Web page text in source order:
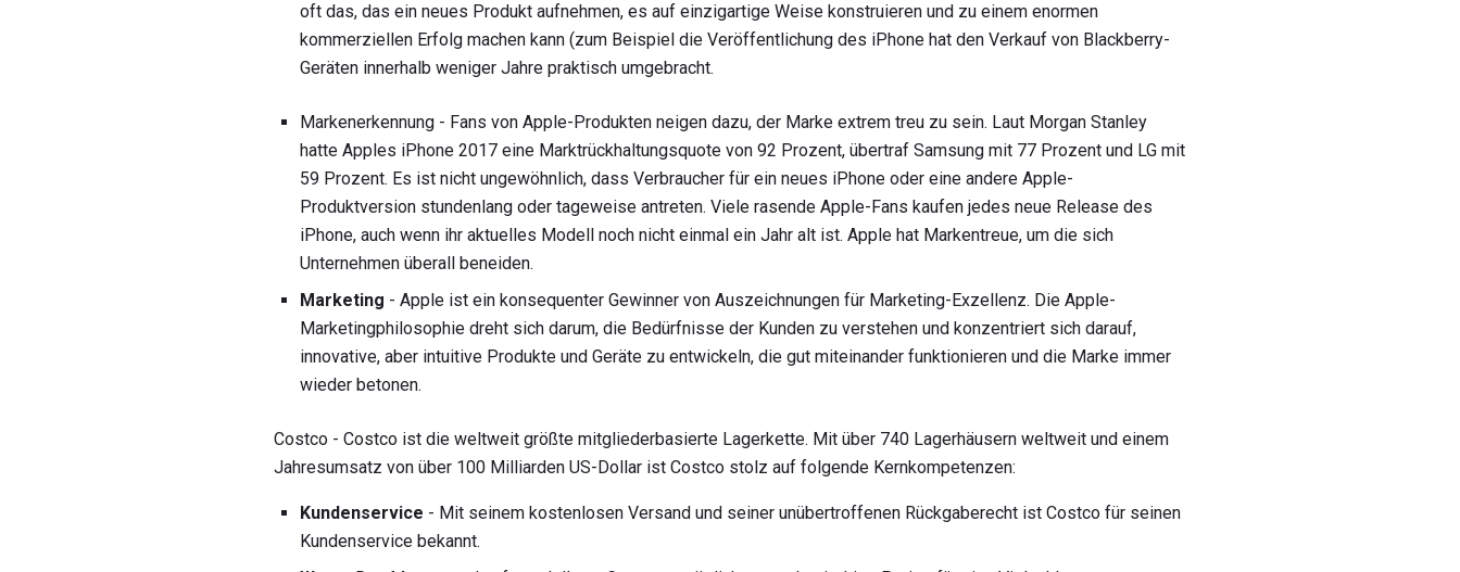
oft das, das ein neues Produkt aufnehmen, es auf einzigartige Weise konstruieren und zu einem enormen
kommerziellen Erfolg machen kann (zum Beispiel die Veröffentlichung des iPhone hat den Verkauf von Blackberry-
Geräten innerhalb weniger Jahre praktisch umgebracht.
Markenerkennung - Fans von Apple-Produkten neigen dazu, der Marke extrem treu zu sein. Laut Morgan Stanley
hatte Apples iPhone 2017 eine Marktrückhaltungsquote von 92 Prozent, übertraf Samsung mit 77 Prozent und LG mit
59 Prozent. Es ist nicht ungewöhnlich, dass Verbraucher für ein neues iPhone oder eine andere Apple-
Produktversion stundenlang oder tageweise antreten. Viele rasende Apple-Fans kaufen jedes neue Release des
iPhone, auch wenn ihr aktuelles Modell noch nicht einmal ein Jahr alt ist. Apple hat Markentreue, um die sich
Unternehmen überall beneiden.
Marketing - Apple ist ein konsequenter Gewinner von Auszeichnungen für Marketing-Exzellenz. Die Apple-
Marketingphilosophie dreht sich darum, die Bedürfnisse der Kunden zu verstehen und konzentriert sich darauf,
innovative, aber intuitive Produkte und Geräte zu entwickeln, die gut miteinander funktionieren und die Marke immer
wieder betonen.
Costco - Costco ist die weltweit größte mitgliederbasierte Lagerkette. Mit über 740 Lagerhäusern weltweit und einem
Jahresumsatz von über 100 Milliarden US-Dollar ist Costco stolz auf folgende Kernkompetenzen:
Kundenservice - Mit seinem kostenlosen Versand und seiner unübertroffenen Rückgaberecht ist Costco für seinen
Kundenservice bekannt.